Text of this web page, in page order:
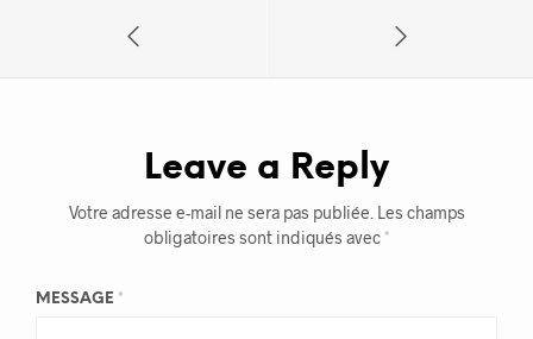
Leave a Reply
Votre adresse e-mail ne sera pas publiée. Les champs
obligatoires sont indiqués avec *
MESSAGE *